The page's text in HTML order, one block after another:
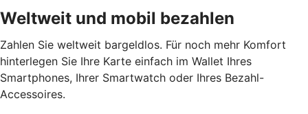
Weltweit und mobil bezahlen
Zahlen Sie weltweit bargeldlos. Für noch mehr Komfort
hinterlegen Sie Ihre Karte einfach im Wallet Ihres
Smartphones, Ihrer Smartwatch oder Ihres Bezahl-
Accessoires.